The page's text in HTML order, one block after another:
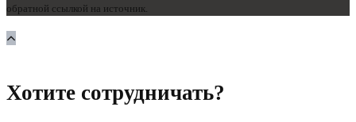
обратной ссылкой на источник.
Хотите сотрудничать?